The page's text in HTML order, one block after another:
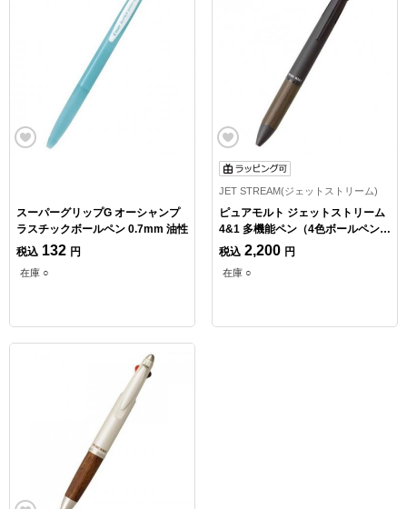
スーパーグリップG オーシャンプ
ラスチックボールペン 0.7mm 油性
税込 132 円
在庫 ○
JET STREAM(ジェットストリーム)
ピュアモルト ジェットストリーム
4&1 多機能ペン（4色ボールペン・
シャープペン） 油性 0.7mm
税込 2,200 円
在庫 ○